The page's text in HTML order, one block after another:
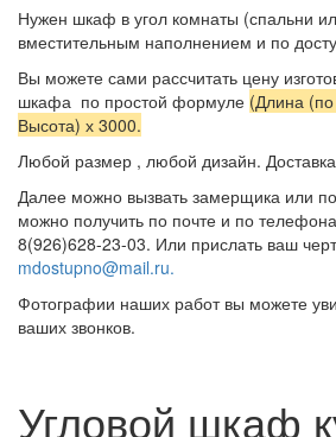
Нужен шкаф в угол комнаты (спальни
вместительным наполнением и по
Вы можете сами рассчитать цену
шкафа по простой формуле (Длина
Высота) х 3000.
Любой размер , любой дизайн.
Далее можно вызвать замерщика или
можно получить по почте и по
8(926)628-23-03. Или прислать ваш
mdostupno@mail.ru.
Фотографии наших работ вы можете
ваших звонков.
Угловой шкаф